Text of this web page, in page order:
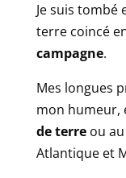
Je suis
terre coincé
campagne.
Mes longues
mon humeur,
de terre ou
Atlantique et